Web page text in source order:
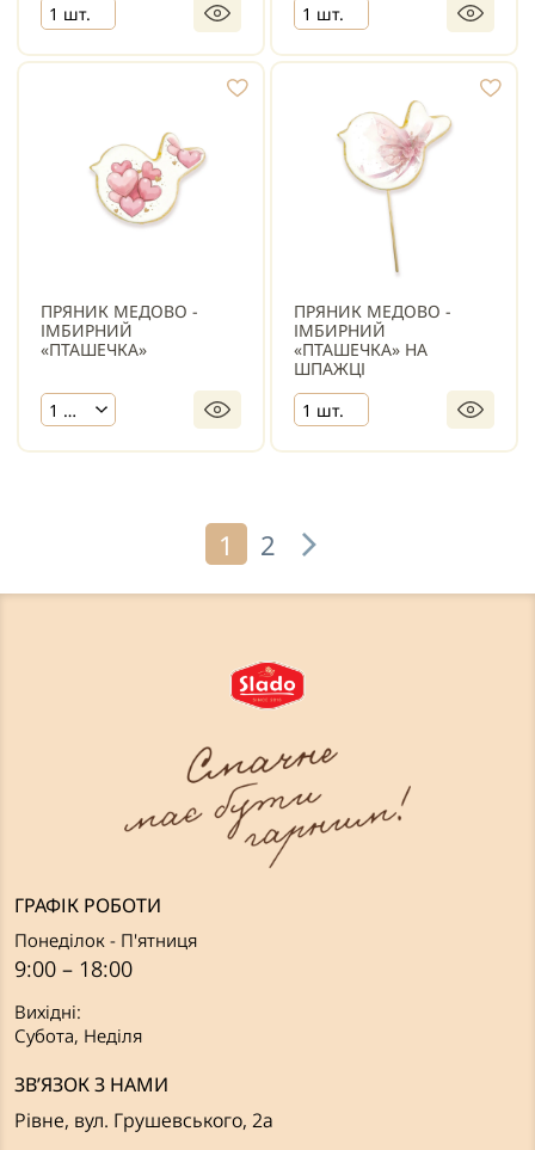
1 шт.
1 шт.
ПРЯНИК МЕДОВО -
ІМБИРНИЙ
«ПТАШЕЧКА»
1 шт.
ПРЯНИК МЕДОВО -
ІМБИРНИЙ
«ПТАШЕЧКА» НА
ШПАЖЦІ
1 шт.
1 2
ГРАФІК РОБОТИ
Понеділок - П'ятниця
9:00 – 18:00
Вихідні:
Субота, Неділя
ЗВ’ЯЗОК З НАМИ
Рівне, вул. Грушевського, 2а